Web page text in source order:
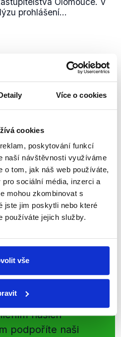
Více o cookies
cookies
poskytování funkcí
naší návštěvnosti využíváme
o tom, jak náš web používáte,
sociální média, inzerci a
mohou zkombinovat s
jste jim poskytli nebo které
používáte jejich služby.
vše
prohlášení...
našeho
přinášíme
článků a analýz.
a mějte tak
dezinformace a
v Česku šíří.
WhatsApp
události
našich
podpoříte naši